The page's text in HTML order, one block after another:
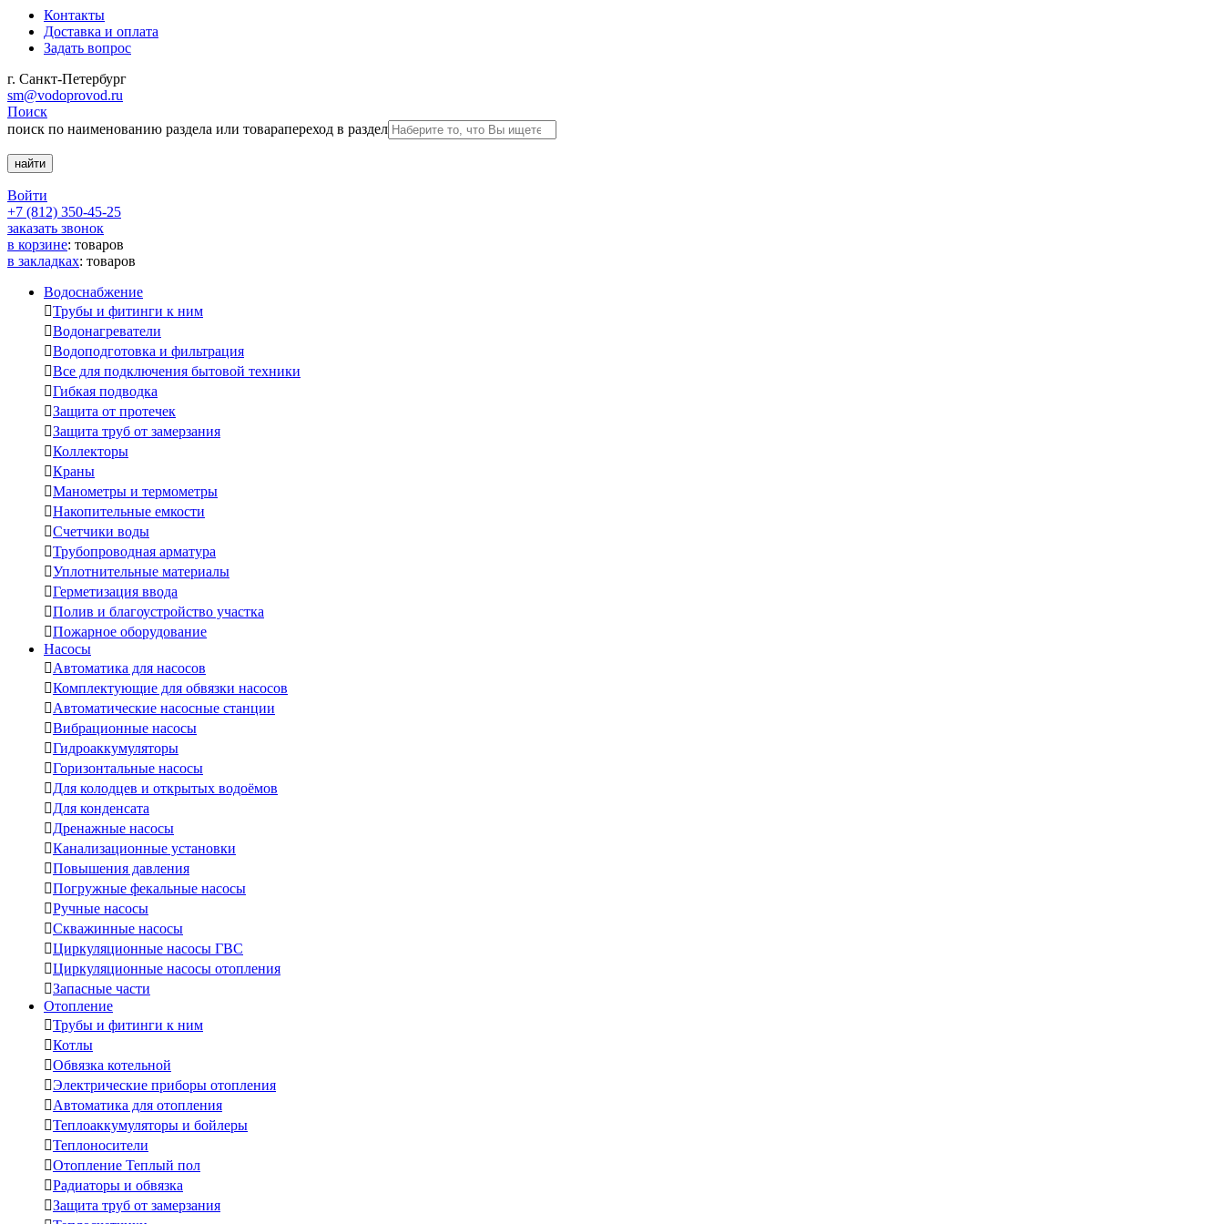
Контакты
Доставка и оплата
Задать вопрос
г. Санкт-Петербург
sm@vodoprovod.ru
Поиск
поиск по наименованию раздела или товарапереход в раздел
Войти
+7 (812) 350-45-25
заказать звонок
в корзине: товаров
в закладках: товаров
Водоснабжение
Трубы и фитинги к ним
Водонагреватели
Водоподготовка и фильтрация
Все для подключения бытовой техники
Гибкая подводка
Защита от протечек
Защита труб от замерзания
Коллекторы
Краны
Манометры и термометры
Накопительные емкости
Счетчики воды
Трубопроводная арматура
Уплотнительные материалы
Герметизация ввода
Полив и благоустройство участка
Пожарное оборудование
Насосы
Автоматика для насосов
Комплектующие для обвязки насосов
Автоматические насосные станции
Вибрационные насосы
Гидроаккумуляторы
Горизонтальные насосы
Для колодцев и открытых водоёмов
Для конденсата
Дренажные насосы
Канализационные установки
Повышения давления
Погружные фекальные насосы
Ручные насосы
Скважинные насосы
Циркуляционные насосы ГВС
Циркуляционные насосы отопления
Запасные части
Отопление
Трубы и фитинги к ним
Котлы
Обвязка котельной
Электрические приборы отопления
Автоматика для отопления
Теплоаккумуляторы и бойлеры
Теплоносители
Отопление Теплый пол
Радиаторы и обвязка
Защита труб от замерзания